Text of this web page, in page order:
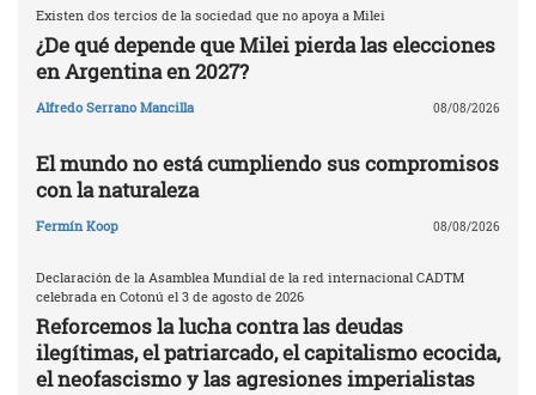
Existen dos tercios de la sociedad que no apoya a Milei
¿De qué depende que Milei pierda las elecciones
en Argentina en 2027?
Alfredo Serrano Mancilla 08/08/2026
El mundo no está cumpliendo sus compromisos
con la naturaleza
Fermín Koop 08/08/2026
Declaración de la Asamblea Mundial de la red internacional CADTM
celebrada en Cotonú el 3 de agosto de 2026
Reforcemos la lucha contra las deudas
ilegítimas, el patriarcado, el capitalismo ecocida,
el neofascismo y las agresiones imperialistas